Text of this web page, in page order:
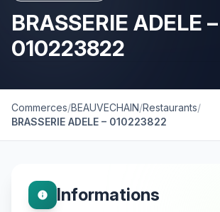
BRASSERIE ADELE –
010223822
Commerces/BEAUVECHAIN/Restaurants/
BRASSERIE ADELE – 010223822
info Informations